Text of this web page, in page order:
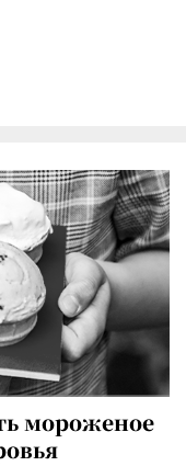
мороженое